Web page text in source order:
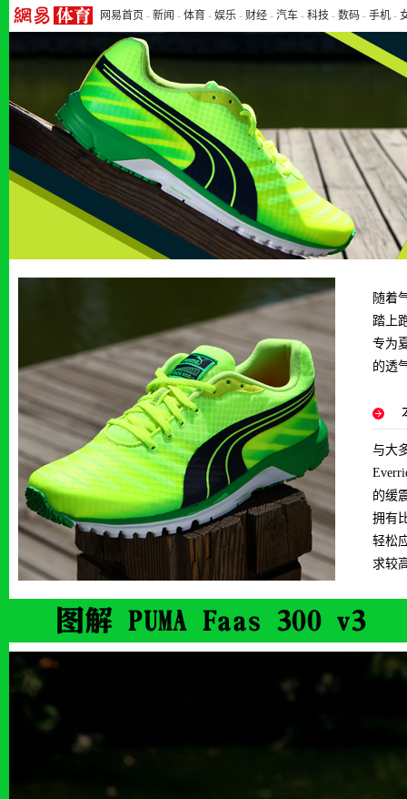
网易首页 - 新闻 - 体育 - 娱乐 - 财经 - 汽车 - 科技 - 数码 - 手机 -
随着
踏上
专为
的透
与大
的缓
拥有
轻松
求较